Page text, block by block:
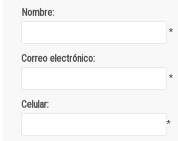
Nombre:
*
Correo electrónico:
*
Celular:
*